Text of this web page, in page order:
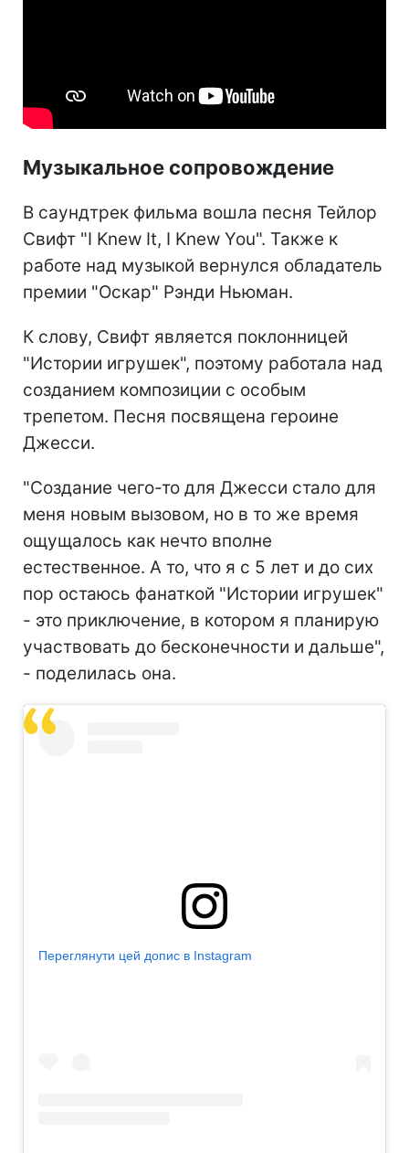
Музыкальное сопровождение
В саундтрек фильма вошла песня Тейлор
Свифт "I Knew It, I Knew You". Также к
работе над музыкой вернулся обладатель
премии "Оскар" Рэнди Ньюман.
К слову, Свифт является поклонницей
"Истории игрушек", поэтому работала над
созданием композиции с особым
трепетом. Песня посвящена героине
Джесси.
"Создание чего-то для Джесси стало для
меня новым вызовом, но в то же время
ощущалось как нечто вполне
естественное. А то, что я с 5 лет и до сих
пор остаюсь фанаткой "Истории игрушек"
- это приключение, в котором я планирую
участвовать до бесконечности и дальше",
- поделилась она.
Переглянути цей допис в Instagram